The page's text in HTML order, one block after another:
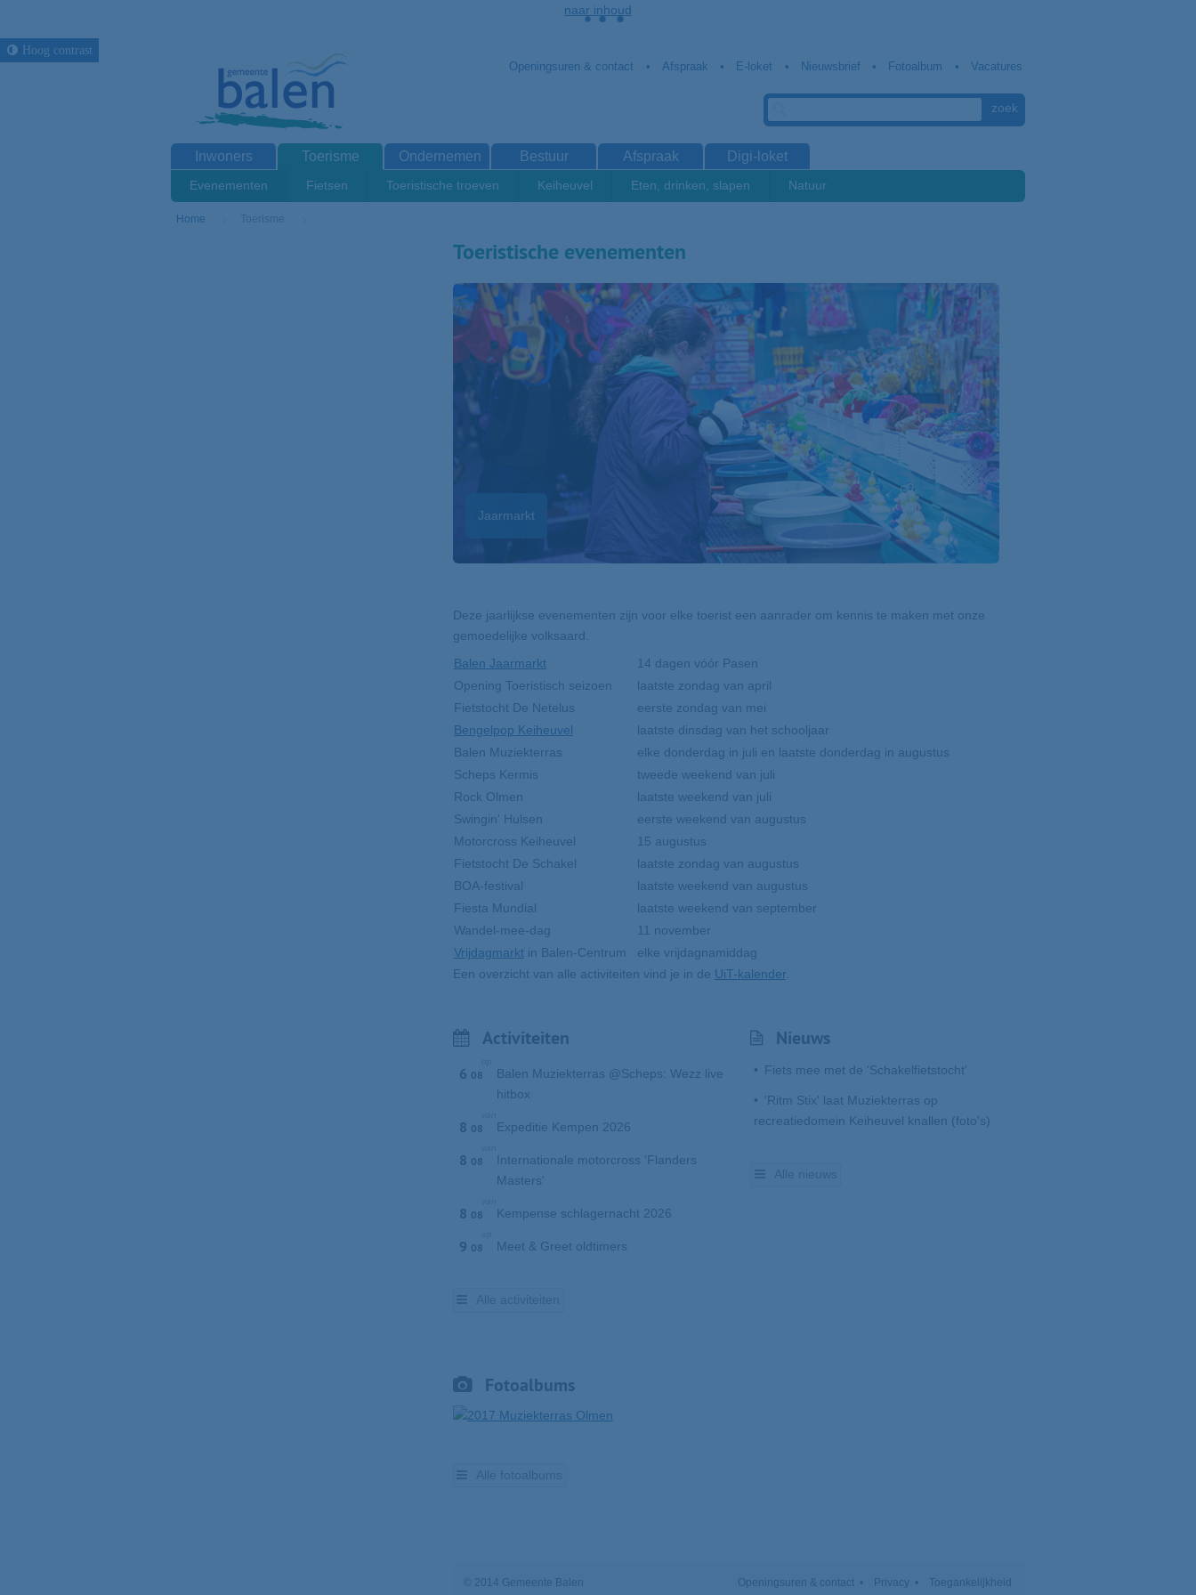
naar inhoud
Hoog contrast
Openingsuren & contact Afspraak E-loket Nieuwsbrief Fotoalbum Vacatures
Inwoners Toerisme
Evenementen Fietsen Toeristische troeven Keiheuvel Eten, drinken, slapen Natuur
Ondernemen Bestuur Afspraak Digi-loket
Home Toerisme
Toeristische evenementen
Jaarmarkt
Deze jaarlijkse evenementen zijn voor elke toerist een aanrader om kennis te maken met onze
gemoedelijke volksaard.
Balen Jaarmarkt
14 dagen vóór Pasen
Opening Toeristisch seizoen
laatste zondag van april
Fietstocht De Netelus
eerste zondag van mei
Bengelpop Keiheuvel
laatste dinsdag van het schooljaar
Balen Muziekterras
elke donderdag in juli en laatste donderdag in augustus
Scheps Kermis
tweede weekend van juli
Rock Olmen
laatste weekend van juli
Swingin' Hulsen
eerste weekend van augustus
Motorcross Keiheuvel
15 augustus
Fietstocht De Schakel
laatste zondag van augustus
BOA-festival
laatste weekend van augustus
Fiesta Mundial
laatste weekend van september
Wandel-mee-dag
11 november
Vrijdagmarktin Balen-Centrum
elke vrijdagnamiddag
Een overzicht van alle activiteiten vind je in de UiT-kalender.
Activiteiten
6 08
Balen Muziekterras @Scheps: Wezz live
hitbox
8 08 Expeditie Kempen 2026
8 08
Internationale motorcross 'Flanders
Masters'
8 08 Kempense schlagernacht 2026
9 08 Meet & Greet oldtimers
Nieuws
Fiets mee met de 'Schakelfietstocht'
'Ritm Stix' laat Muziekterras op
recreatiedomein Keiheuvel knallen (foto's)
Fotoalbums
© 2014 Gemeente Balen Openingsuren & contact Privacy Toegankelijkheid